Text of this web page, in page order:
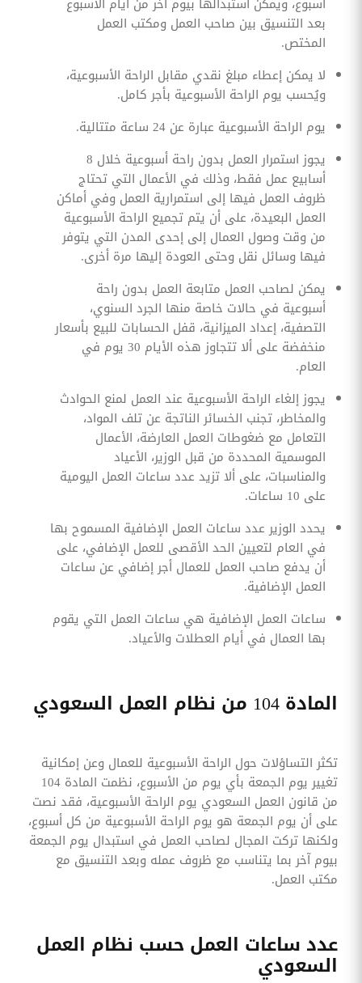
بعد التنسيق بين صاحب العمل ومكتب العمل
المختص.
لا يمكن إعطاء مبلغ نقدي مقابل الراحة الأسبوعية،
ويُحسب يوم الراحة الأسبوعية بأجر كامل.
يوم الراحة الأسبوعية عبارة عن 24 ساعة متتالية.
يجوز استمرار العمل بدون راحة أسبوعية خلال 8
أسابيع عمل فقط، وذلك في الأعمال التي تحتاج
ظروف العمل فيها إلى استمرارية العمل وفي أماكن
العمل البعيدة، على أن يتم تجميع الراحة الأسبوعية
من وقت وصول العمال إلى إحدى المدن التي يتوفر
فيها وسائل نقل وحتى العودة إليها مرة أخرى.
يمكن لصاحب العمل متابعة العمل بدون راحة
أسبوعية في حالات خاصة منها الجرد السنوي،
التصفية، إعداد الميزانية، قفل الحسابات للبيع بأسعار
منخفضة على ألا تتجاوز هذه الأيام 30 يوم في
العام.
يجوز إلغاء الراحة الأسبوعية عند العمل لمنع الحوادث
والمخاطر، تجنب الخسائر الناتجة عن تلف المواد،
التعامل مع ضغوطات العمل العارضة، الأعمال
الموسمية المحددة من قبل الوزير، الأعياد
والمناسبات، على ألا تزيد عدد ساعات العمل اليومية
على 10 ساعات.
يحدد الوزير عدد ساعات العمل الإضافية المسموح بها
في العام لتعيين الحد الأقصى للعمل الإضافي، على
أن يدفع صاحب العمل للعمال أجر إضافي عن ساعات
العمل الإضافية.
ساعات العمل الإضافية هي ساعات العمل التي يقوم
بها العمال في أيام العطلات والأعياد.
المادة 104 من نظام العمل السعودي
تكثر التساؤلات حول الراحة الأسبوعية للعمال وعن إمكانية
تغيير يوم الجمعة بأي يوم من الأسبوع، نظمت المادة 104
من قانون العمل السعودي يوم الراحة الأسبوعية، فقد نصت
على أن يوم الجمعة هو يوم الراحة الأسبوعية من كل أسبوع،
ولكنها تركت المجال لصاحب العمل في استبدال يوم الجمعة
بيوم آخر بما يتناسب مع ظروف عمله وبعد التنسيق مع
مكتب العمل.
عدد ساعات العمل حسب نظام العمل
السعودي